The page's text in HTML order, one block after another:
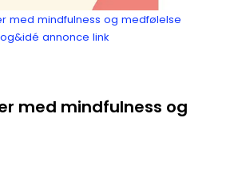
med mindfulness og medfølelse
annonce link
med mindfulness og